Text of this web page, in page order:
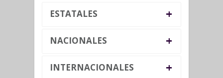
ESTATALES +
NACIONALES +
INTERNACIONALES +